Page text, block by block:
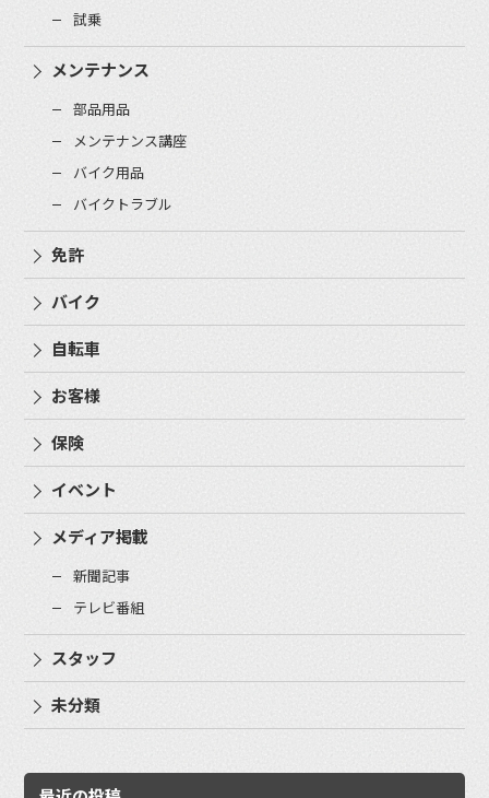
試乗
メンテナンス
部品用品
メンテナンス講座
バイク用品
バイクトラブル
免許
バイク
自転車
お客様
保険
イベント
メディア掲載
新聞記事
テレビ番組
スタッフ
未分類